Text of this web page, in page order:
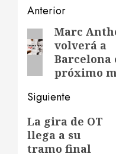
Navegación
de
entradas
Anterior
Entrada
anterior:
Marc
volverá a
Barcelona
próximo
Siguiente
Siguiente
entrada:
La gira de OT
llega a su
tramo final